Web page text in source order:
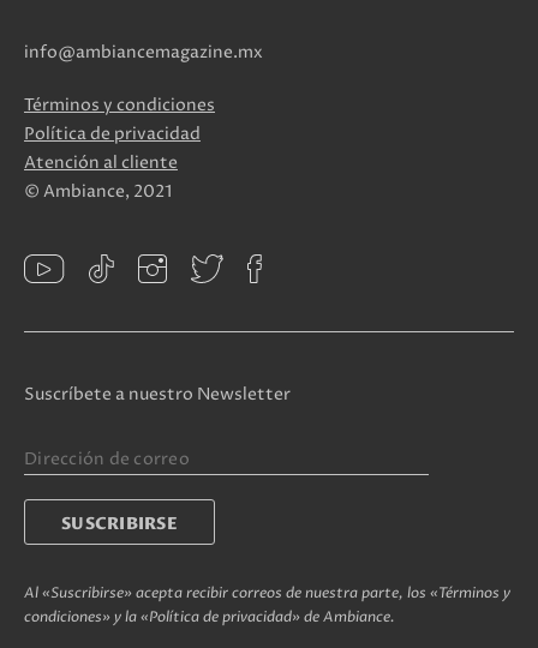
info@ambiancemagazine.mx
Términos y condiciones
Política de privacidad
Atención al cliente
© Ambiance, 2021
Suscríbete a nuestro Newsletter
Al «Suscribirse» acepta recibir correos de nuestra parte, los «Términos y
condiciones» y la «Política de privacidad» de Ambiance.